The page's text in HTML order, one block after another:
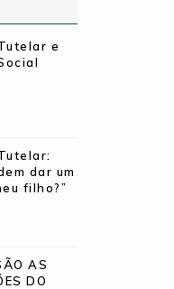
e
dar um
filho?”
AS
DO